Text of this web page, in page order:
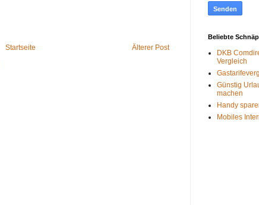
Älterer Post
Startseite
Beliebte
DKB
Vergleich
Günstig
machen
Handy
Mobiles